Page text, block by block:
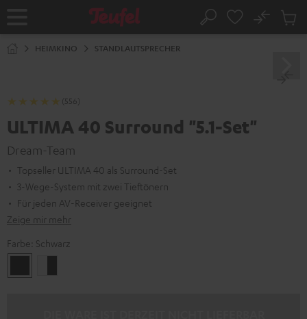
Startseite Suche
No
HEIMKINO STANDLAUTSPRECHER
(556)
ULTIMA 40 Surround "5.1-Set"
Dream-Team
Topseller ULTIMA 40 als Surround-Set
3-Wege-System mit zwei Tieftönern
Für jeden AV-Receiver geeignet
Zeige mir mehr
Farbe: Schwarz